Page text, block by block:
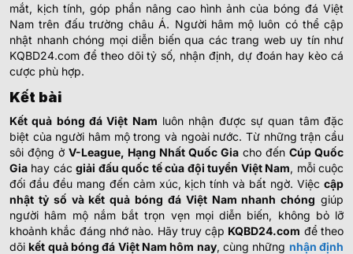
mắt, kịch tính, góp phần nâng cao hình ảnh của bóng đá Việt
Nam trên đấu trường châu Á. Người hâm mộ luôn có thể cập
nhật nhanh chóng mọi diễn biến qua các trang web uy tín như
KQBD24.com để theo dõi tỷ số, nhận định, dự đoán hay kèo cá
cược phù hợp.
Kết bài
Kết quả bóng đá Việt Nam luôn nhận được sự quan tâm đặc
biệt của người hâm mộ trong và ngoài nước. Từ những trận cầu
sôi động ở V-League, Hạng Nhất Quốc Gia cho đến Cúp Quốc
Gia hay cácgiải đấu quốc tế của đội tuyển Việt Nam, mỗi cuộc
đối đầu đều mang đến cảm xúc, kịch tính và bất ngờ. Việc cập
nhật tỷ số và kết quả bóng đá Việt Nam nhanh chóng giúp
người hâm mộ nắm bắt trọn vẹn mọi diễn biến, không bỏ lỡ
khoảnh khắc đáng nhớ nào. Hãy truy cập KQBD24.com để theo
dõikết quả bóng đá Việt Nam hôm nay, cùng những nhận định